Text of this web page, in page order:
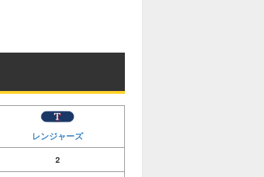
レンジャーズ
2